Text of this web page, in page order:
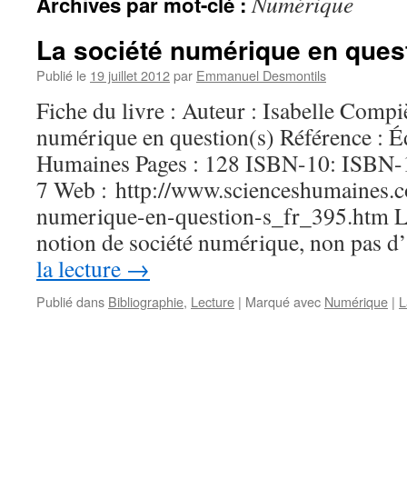
La société numérique en
Publié le 19 juillet 2012par Emmanuel Desmontils
Fiche du livre : Auteur : Isabelle
numérique en question(s) Référence :
Humaines Pages : 128 ISBN-10:
7 Web : http://
numerique-en-question-s_fr_395.htm
notion de société numérique, non pas
la lecture →
Publié dans Bibliographie, Lecture | Marqué avec Numérique |